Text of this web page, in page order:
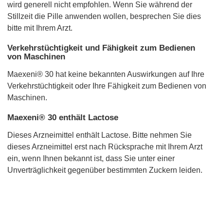
wird generell nicht empfohlen. Wenn Sie während der
Stillzeit die Pille anwenden wollen, besprechen Sie dies
bitte mit Ihrem Arzt.
Verkehrstüchtigkeit und Fähigkeit zum Bedienen
von Maschinen
Maexeni® 30 hat keine bekannten Auswirkungen auf Ihre
Verkehrstüchtigkeit oder Ihre Fähigkeit zum Bedienen von
Maschinen.
Maexeni® 30 enthält Lactose
Dieses Arzneimittel enthält Lactose. Bitte nehmen Sie
dieses Arzneimittel erst nach Rücksprache mit Ihrem Arzt
ein, wenn Ihnen bekannt ist, dass Sie unter einer
Unverträglichkeit gegenüber bestimmten Zuckern leiden.